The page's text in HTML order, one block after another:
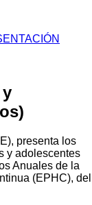
presenta los
y adolescentes
Anuales de la
(EPHC), del